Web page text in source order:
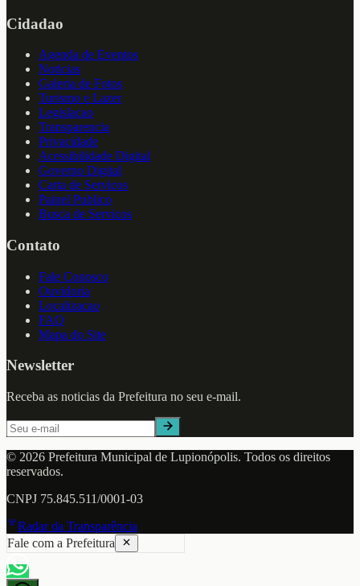
Cidadao
Agenda de Eventos
Noticias
Galeria de Fotos
Turismo e Lazer
Legislacao
Transparencia
Privacidade
Acessibilidade Digital
Governo Digital
Carta de Servicos
Painel Publico
Busca de Servicos
Contato
Fale Conosco
Ouvidoria
Localizacao
FAQ
Mapa do Site
Newsletter
Receba as noticias da Prefeitura no seu e-mail.
© 2026 Prefeitura Municipal de Lupionópolis. Todos os direitos
reservados.
CNPJ 75.845.511/0001-03
Radar da Transparência
Fale com a Prefeitura